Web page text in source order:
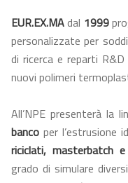
EUR.EX.MAdal 1999
personalizzate per
di ricerca e reparti
nuovi polimeri
All’NPE presenterà la
banco per l’estrusione
riciclati, masterbatch
grado di simulare